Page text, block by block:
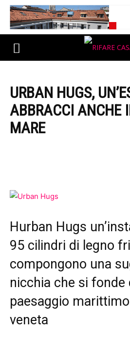
URBAN HUGS,
ABBRACCI ANCHE
MARE
Hurban Hugs
95 cilindri di legno
compongono una
nicchia che si fonde
paesaggio
veneta